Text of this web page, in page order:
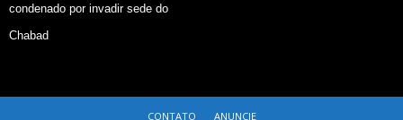
condenado por invadir sede do
Chabad
CONTATO
ANUNCIE